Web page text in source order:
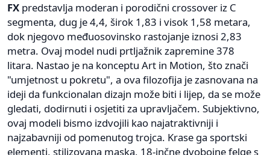
FX predstavlja moderan i porodični crossover iz C
segmenta, dug je 4,4, širok 1,83 i visok 1,58 metara,
dok njegovo međuosovinsko rastojanje iznosi 2,83
metra. Ovaj model nudi prtljažnik zapremine 378
litara. Nastao je na konceptu Art in Motion, što znači
"umjetnost u pokretu", a ova filozofija je zasnovana na
ideji da funkcionalan dizajn može biti i lijep, da se može
gledati, dodirnuti i osjetiti za upravljačem. Subjektivno,
ovaj modeli bismo izdvojili kao najatraktivniji i
najzabavniji od pomenutog trojca. Krase ga sportski
elementi, stilizovana maska, 18-inčne dvobojne felge s